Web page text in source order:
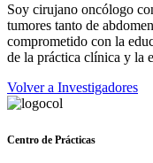
Soy cirujano oncólogo
tumores tanto de
comprometido con la
de la práctica clínica y la
Volver a Investigadores
Centro de Prácticas